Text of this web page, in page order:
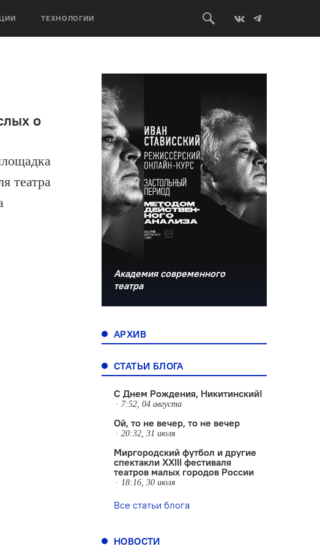
ТЕХНОЛОГИИ
о
театра
Академия современного
театра
АРХИВ
СТАТЬИ БЛОГА
С Днем Рождения, Никитинский!
7:52, 04 августа
Ой, то не вечер, то не вечер
20:32, 31 июля
Миргородский футбол и другие
спектакли XXIII фестиваля
театров малых городов России
18:16, 30 июля
Все статьи блога
НОВОСТИ